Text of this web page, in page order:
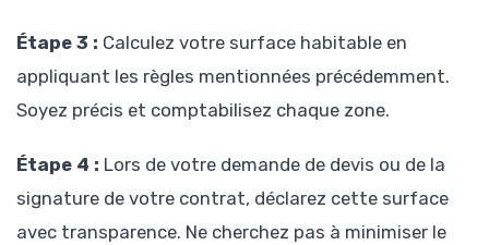
Étape 3 : Calculez votre surface habitable en
appliquant les règles mentionnées précédemment.
Soyez précis et comptabilisez chaque zone.
Étape 4 : Lors de votre demande de devis ou de la
signature de votre contrat, déclarez cette surface
avec transparence. Ne cherchez pas à minimiser le